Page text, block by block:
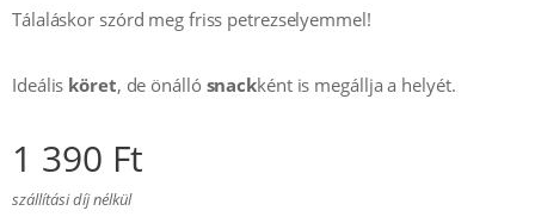
Tálaláskor szórd meg friss petrezselyemmel!
Ideális köret, de önálló snackként is megállja a helyét.
1 390 Ft
szállítási díj nélkül